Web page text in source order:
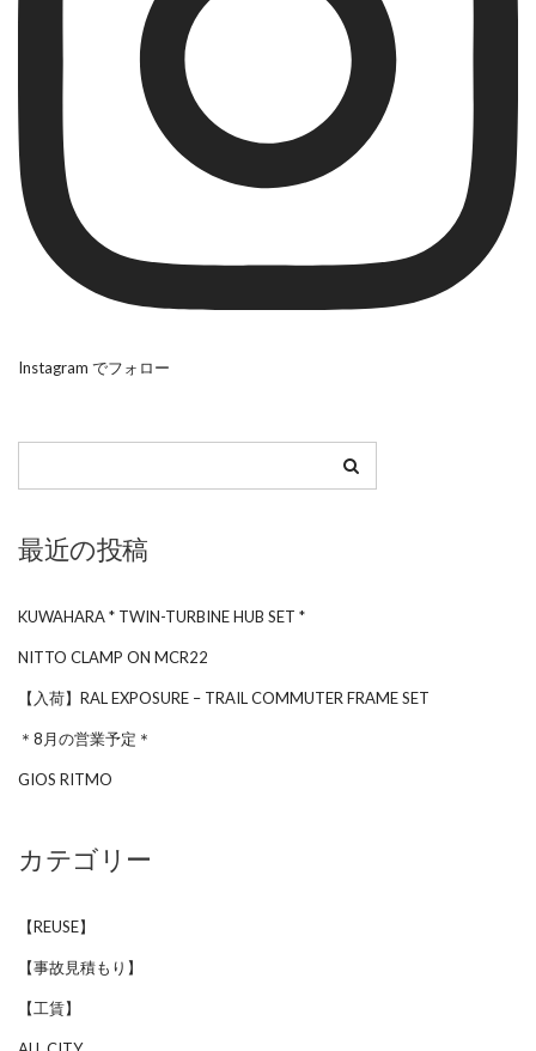
Instagram でフォロー
最近の投稿
KUWAHARA * TWIN-TURBINE HUB SET *
NITTO CLAMP ON MCR22
【入荷】RAL EXPOSURE – TRAIL COMMUTER FRAME SET
＊8月の営業予定＊
GIOS RITMO
カテゴリー
【REUSE】
【事故見積もり】
【工賃】